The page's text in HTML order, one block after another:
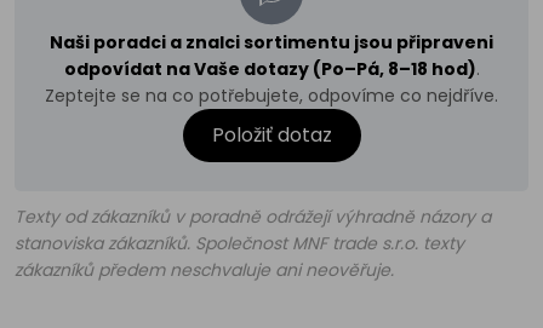
Naši poradci a znalci sortimentu jsou připraveni
odpovídat na Vaše dotazy (Po–Pá, 8–18 hod).
Zeptejte se na co potřebujete, odpovíme co nejdříve.
Položiť dotaz
Texty od zákazníků v poradně odrážejí výhradně názory a
stanoviska zákazníků. Společnost MNF trade s.r.o. texty
zákazníků předem neschvaluje ani neověřuje.